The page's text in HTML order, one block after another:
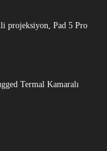
projeksiyon, Pad 5 Pro
Termal Kamaralı